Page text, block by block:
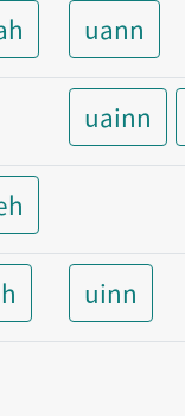
uann
uainn
uinn